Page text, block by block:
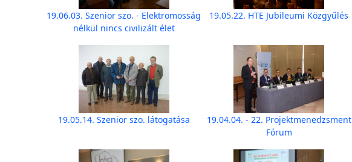
19.06.03. Szenior szo. - Elektromosság
nélkül nincs civilizált élet
19.05.22. HTE Jubileumi Közgyűlés
19.05.14. Szenior szo. látogatása
19.04.04. - 22. Projektmenedzsment
Fórum